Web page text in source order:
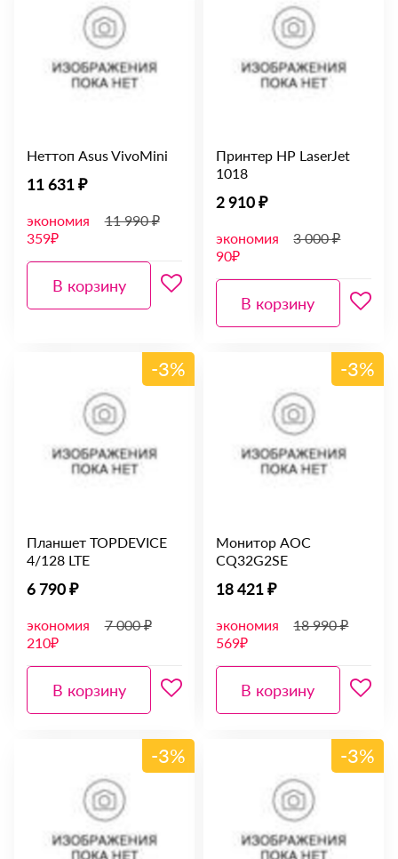
Неттоп Asus VivoMini
11 631 ₽
экономия
359₽
11 990 ₽
В корзину
Принтер HP LaserJet
1018
2 910 ₽
экономия
90₽
3 000 ₽
В корзину
-3%
Планшет TOPDEVICE
4/128 LTE
6 790 ₽
экономия
210₽
7 000 ₽
В корзину
-3%
Монитор AOC
CQ32G2SE
18 421 ₽
экономия
569₽
18 990 ₽
В корзину
-3% -3%